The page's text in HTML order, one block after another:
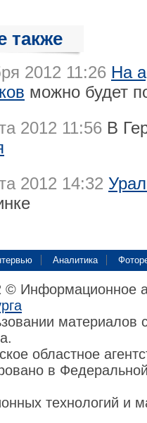
также
2012 11:26 На
можно будет
2012 11:56 В
2012 14:32
Аналитика
© Информационное
материалов
областное
в
технологий и